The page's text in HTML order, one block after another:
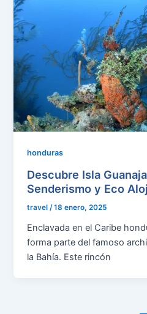
honduras
Descubre Isla
Senderismo y Eco
travel/18 enero, 2025
Enclavada en el Caribe
forma parte del famoso
la Bahía. Este rincón